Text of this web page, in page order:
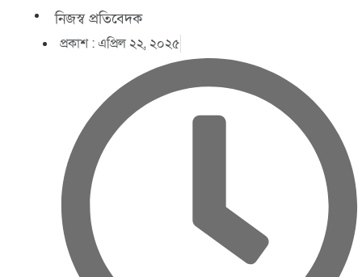
নিজস্ব প্রতিবেদক
প্রকাশ :এপ্রিল ২২, ২০২৫